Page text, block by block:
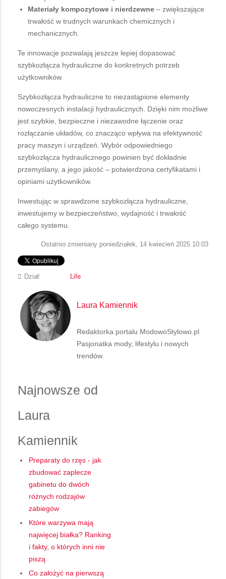
Materiały kompozytowe i nierdzewne – zwiększające
trwałość w trudnych warunkach chemicznych i
mechanicznych.
Te innowacje pozwalają jeszcze lepiej dopasować
szybkozłącza hydrauliczne do konkretnych potrzeb
użytkowników.
Szybkozłącza hydrauliczne to niezastąpione elementy
nowoczesnych instalacji hydraulicznych. Dzięki nim możliwe
jest szybkie, bezpieczne i niezawodne łączenie oraz
rozłączanie układów, co znacząco wpływa na efektywność
pracy maszyn i urządzeń. Wybór odpowiedniego
szybkozłącza hydraulicznego powinien być dokładnie
przemyślany, a jego jakość – potwierdzona certyfikatami i
opiniami użytkowników.
Inwestując w sprawdzone szybkozłącza hydrauliczne,
inwestujemy w bezpieczeństwo, wydajność i trwałość
całego systemu.
Ostatnio zmieniany poniedziałek, 14 kwiecień 2025 10:03
Dział: Life
Laura Kamiennik
Redaktorka portalu ModowoStylowo.pl
Pasjonatka mody, lifestylu i nowych
trendów.
Najnowsze od
Laura
Kamiennik
Preparaty do rzęs - jak
zbudować zaplecze
gabinetu do dwóch
różnych rodzajów
zabiegów
Które warzywa mają
najwięcej białka? Ranking
i fakty, o których inni nie
piszą
Co założyć na pierwszą